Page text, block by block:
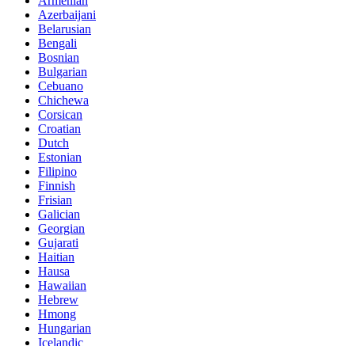
Azerbaijani
Belarusian
Bengali
Bosnian
Bulgarian
Cebuano
Chichewa
Corsican
Croatian
Dutch
Estonian
Filipino
Finnish
Frisian
Galician
Georgian
Gujarati
Haitian
Hausa
Hawaiian
Hebrew
Hmong
Hungarian
Icelandic